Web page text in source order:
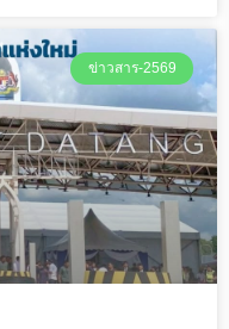
ข่าวสาร-2569